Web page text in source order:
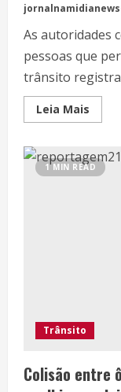
As autoridades
pessoas que
trânsito
Leia Mais
1 MIN READ
Trânsito
Colisão entre